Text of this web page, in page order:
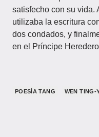
satisfecho con su vida.
utilizaba la escritura
dos condados, y
en el Príncipe
POESÍA TANG WEN TING-